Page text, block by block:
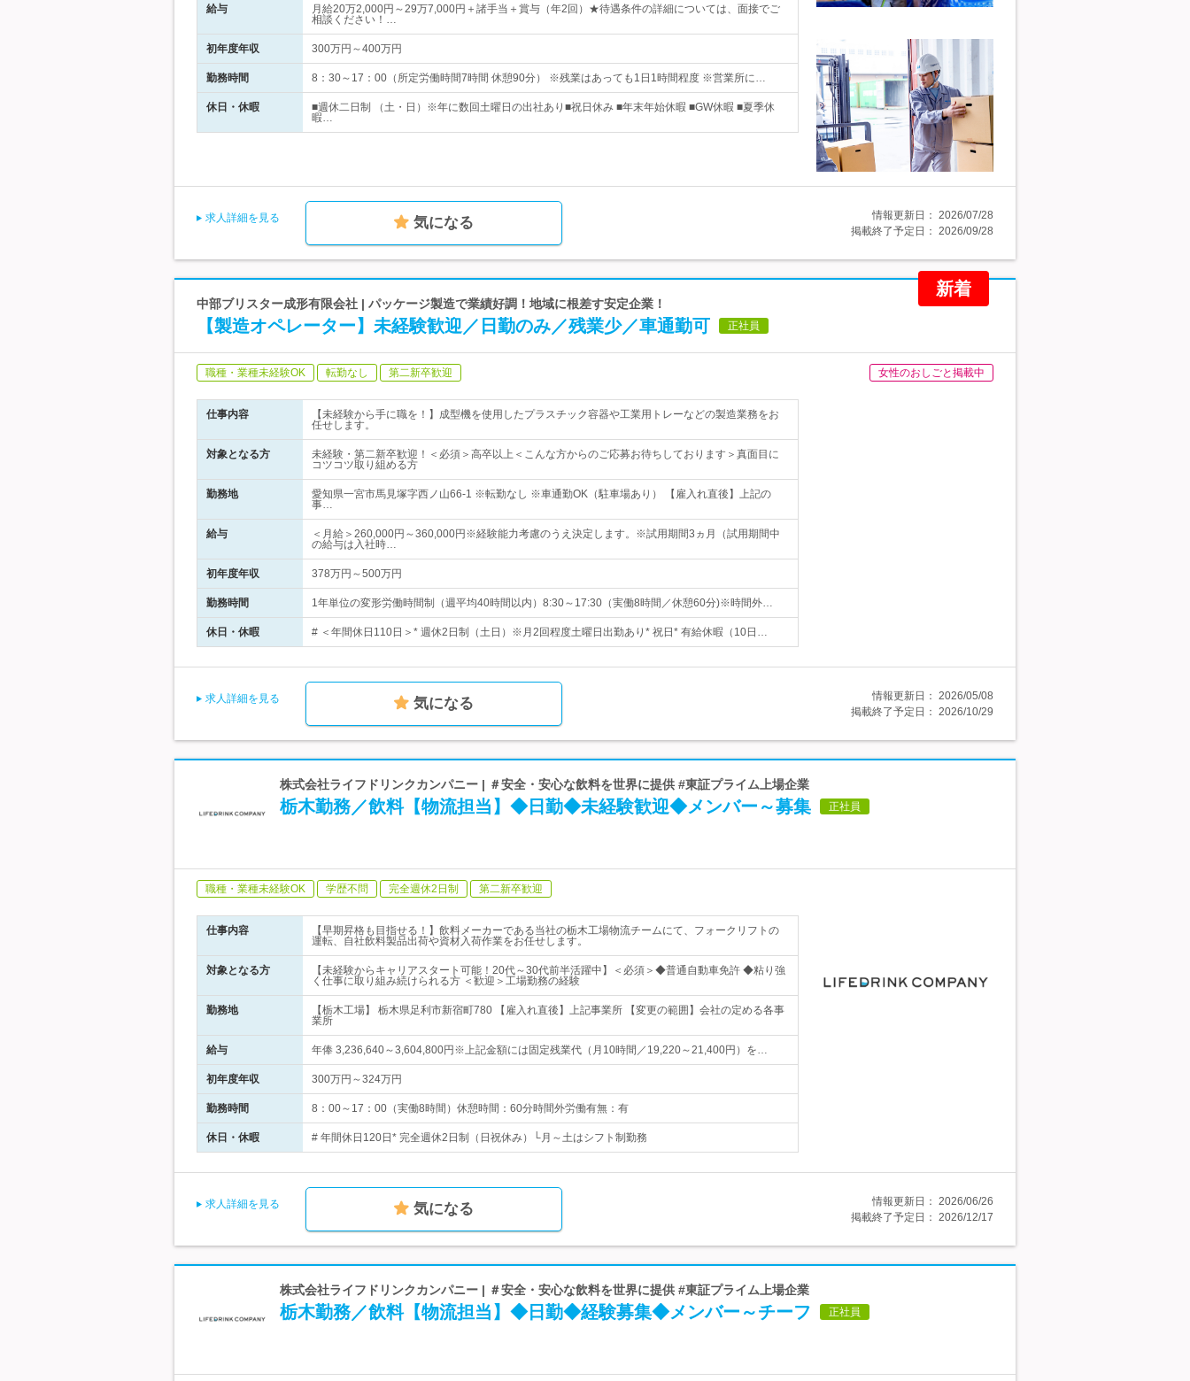
給与
月給20万2,000円～29万7,000円＋諸手当＋賞与（年2回）★待遇条件の詳細については、面接でご
相談ください！…
初年度年収 300万円～400万円
勤務時間 8：30～17：00（所定労働時間7時間 休憩90分） ※残業はあっても1日1時間程度 ※営業所に…
休日・休暇
■週休二日制 （土・日）※年に数回土曜日の出社あり■祝日休み ■年末年始休暇 ■GW休暇 ■夏季休
暇…
求人詳細を見る 気になる 情報更新日： 2026/07/28
掲載終了予定日： 2026/09/28
新着
中部ブリスター成形有限会社 | パッケージ製造で業績好調！地域に根差す安定企業！
【製造オペレーター】未経験歓迎／日勤のみ／残業少／車通勤可 正社員
職種・業種未経験OK 転勤なし 第二新卒歓迎 女性のおしごと掲載中
仕事内容
【未経験から手に職を！】成型機を使用したプラスチック容器や工業用トレーなどの製造業務をお
任せします。
対象となる方
未経験・第二新卒歓迎！＜必須＞高卒以上＜こんな方からのご応募お待ちしております＞真面目に
コツコツ取り組める方
勤務地
愛知県一宮市馬見塚字西ノ山66-1 ※転勤なし ※車通勤OK（駐車場あり） 【雇入れ直後】上記の
事…
給与
＜月給＞260,000円～360,000円※経験能力考慮のうえ決定します。※試用期間3ヵ月（試用期間中
の給与は入社時…
初年度年収 378万円～500万円
勤務時間 1年単位の変形労働時間制（週平均40時間以内）8:30～17:30（実働8時間／休憩60分)※時間外…
休日・休暇 # ＜年間休日110日＞* 週休2日制（土日）※月2回程度土曜日出勤あり* 祝日* 有給休暇（10日…
求人詳細を見る 気になる 情報更新日： 2026/05/08
掲載終了予定日： 2026/10/29
株式会社ライフドリンクカンパニー | ＃安全・安心な飲料を世界に提供 #東証プライム上場企業
栃木勤務／飲料【物流担当】◆日勤◆未経験歓迎◆メンバー～募集 正社員
職種・業種未経験OK 学歴不問 完全週休2日制 第二新卒歓迎
仕事内容
【早期昇格も目指せる！】飲料メーカーである当社の栃木工場物流チームにて、フォークリフトの
運転、自社飲料製品出荷や資材入荷作業をお任せします。
対象となる方
【未経験からキャリアスタート可能！20代～30代前半活躍中】＜必須＞◆普通自動車免許 ◆粘り強
く仕事に取り組み続けられる方 ＜歓迎＞工場勤務の経験
勤務地
【栃木工場】 栃木県足利市新宿町780 【雇入れ直後】上記事業所 【変更の範囲】会社の定める各事
業所
給与 年俸 3,236,640～3,604,800円※上記金額には固定残業代（月10時間／19,220～21,400円）を…
初年度年収 300万円～324万円
勤務時間 8：00～17：00（実働8時間）休憩時間：60分時間外労働有無：有
休日・休暇 # 年間休日120日* 完全週休2日制（日祝休み）└月～土はシフト制勤務
求人詳細を見る 気になる 情報更新日： 2026/06/26
掲載終了予定日： 2026/12/17
株式会社ライフドリンクカンパニー | ＃安全・安心な飲料を世界に提供 #東証プライム上場企業
栃木勤務／飲料【物流担当】◆日勤◆経験募集◆メンバー～チーフ 正社員